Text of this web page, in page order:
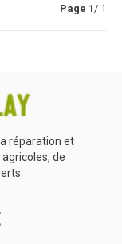
Page 1/ 1
réparation et
de